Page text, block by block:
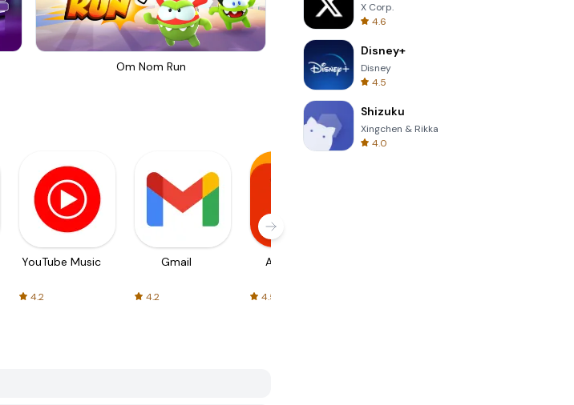
Om Nom Run Skip Card
YouTube Music
4.2
Gmail
4.2
AliExpress
4.5
X Corp.
4.6
Disney+
Disney
4.5
Shizuku
Xingchen & Rikka
4.0